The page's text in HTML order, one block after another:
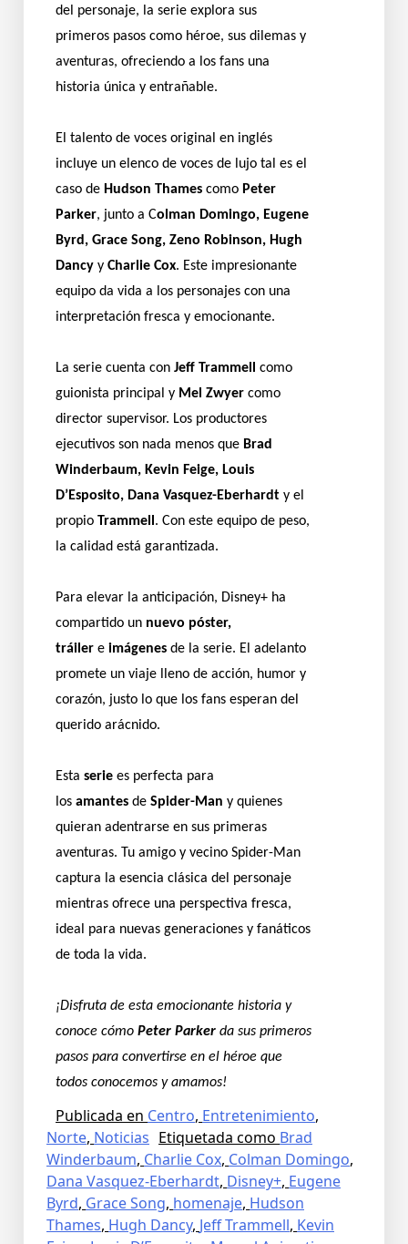
del personaje, la serie explora sus
primeros pasos como héroe, sus dilemas y
aventuras, ofreciendo a los fans una
historia única y entrañable.
El talento de voces original en inglés
incluye un elenco de voces de lujo tal es el
caso de Hudson Thames como Peter
Parker, junto a Colman Domingo, Eugene
Byrd, Grace Song, Zeno Robinson, Hugh
Dancy y Charlie Cox. Este impresionante
equipo da vida a los personajes con una
interpretación fresca y emocionante.
La serie cuenta con Jeff Trammell como
guionista principal y Mel Zwyer como
director supervisor. Los productores
ejecutivos son nada menos que Brad
Winderbaum, Kevin Feige, Louis
D’Esposito, Dana Vasquez-Eberhardt y el
propio Trammell. Con este equipo de peso,
la calidad está garantizada.
Para elevar la anticipación, Disney+ ha
compartido un nuevo póster,
tráiler e imágenes de la serie. El adelanto
promete un viaje lleno de acción, humor y
corazón, justo lo que los fans esperan del
querido arácnido.
Esta serie es perfecta para
los amantes de Spider-Man y quienes
quieran adentrarse en sus primeras
aventuras. Tu amigo y vecino Spider-Man
captura la esencia clásica del personaje
mientras ofrece una perspectiva fresca,
ideal para nuevas generaciones y fanáticos
de toda la vida.
¡Disfruta de esta emocionante historia y
conoce cómo Peter Parker da sus primeros
pasos para convertirse en el héroe que
todos conocemos y amamos!
Publicada en Centro, Entretenimiento,
Norte, Noticias Etiquetada como Brad
Winderbaum, Charlie Cox, Colman Domingo,
Dana Vasquez-Eberhardt, Disney+, Eugene
Byrd, Grace Song, homenaje, Hudson
Thames, Hugh Dancy, Jeff Trammell, Kevin